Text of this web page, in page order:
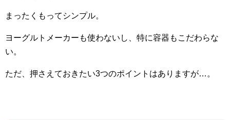
まったくもってシンプル。
ヨーグルトメーカーも使わないし、特に容器もこだわらな
い。
ただ、押さえておきたい3つのポイントはありますが…。